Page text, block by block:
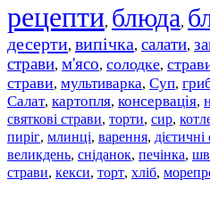
рецепти, блюда,
десерти, випічка, салати,
страви, м'ясо, солодке,
страви, мультиварка, Суп,
Салат, картопля, консервація,
святкові страви, торти, сир,
пиріг, млинці, варення, дієтичні
великдень, сніданок, печінка,
страви, кекси, торт, хліб,